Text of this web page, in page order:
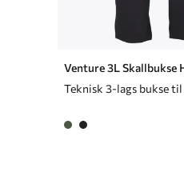
Venture 3L Skallbukse